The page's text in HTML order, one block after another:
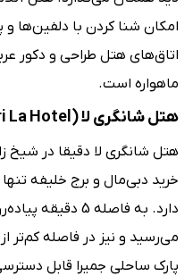
امکان شنا کردن با
اتاق‌‌های هتل طراحی و دکور
ماهواره است.
هتل شانگری لا (Shangri La Hotel)
هتل شانگری لا دقیقا در شیخ
دارد. به فاصله 5
می‌رسید و نیز در فاصله کم‌تر
پارک ساحلی جمیرا قابل